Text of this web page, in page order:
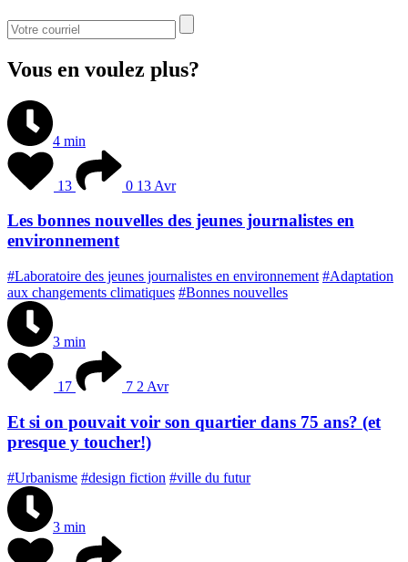
Vous en voulez plus?
4 min
13 0 13 Avr
Les bonnes nouvelles des jeunes journalistes en
environnement
#Laboratoire des jeunes journalistes en environnement #Adaptation
aux changements climatiques #Bonnes nouvelles
3 min
17 7 2 Avr
Et si on pouvait voir son quartier dans 75 ans? (et
presque y toucher!)
#Urbanisme #design fiction #ville du futur
3 min